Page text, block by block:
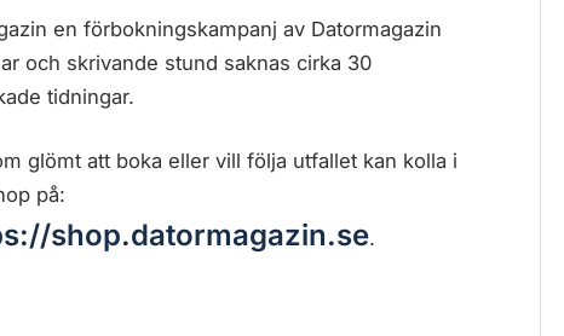
en förbokningskampanj av Datormagazin
och skrivande stund saknas cirka 30
tidningar.
glömt att boka eller vill följa utfallet kan kolla i
på:
shop.datormagazin.se.